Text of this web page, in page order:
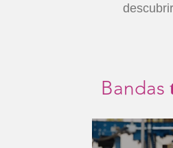
Bandas